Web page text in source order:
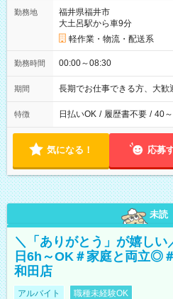
勤務地
福井県福井市
大土呂駅から車9分
軽作業・物流・配送系
勤務時間 00:00～08:30
期間 長期でお仕事できる方、大歓
特徴 日払いOK / 履歴書不要 / 40
気になる！ 応募
未読
＼「ありがとう」が嬉し
日6h～OK＃家庭と両立◎
和田店
アルバイト 職種未経験OK